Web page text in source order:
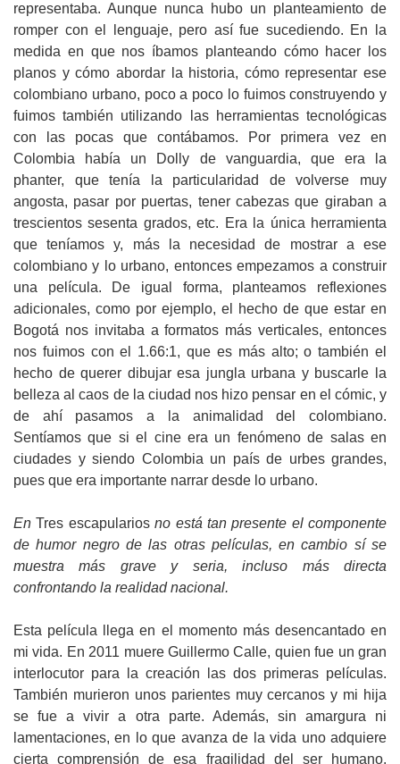
representaba. Aunque nunca hubo un planteamiento de
romper con el lenguaje, pero así fue sucediendo. En la
medida en que nos íbamos planteando cómo hacer los
planos y cómo abordar la historia, cómo representar ese
colombiano urbano, poco a poco lo fuimos construyendo y
fuimos también utilizando las herramientas tecnológicas
con las pocas que contábamos. Por primera vez en
Colombia había un Dolly de vanguardia, que era la
phanter, que tenía la particularidad de volverse muy
angosta, pasar por puertas, tener cabezas que giraban a
trescientos sesenta grados, etc. Era la única herramienta
que teníamos y, más la necesidad de mostrar a ese
colombiano y lo urbano, entonces empezamos a construir
una película. De igual forma, planteamos reflexiones
adicionales, como por ejemplo, el hecho de que estar en
Bogotá nos invitaba a formatos más verticales, entonces
nos fuimos con el 1.66:1, que es más alto; o también el
hecho de querer dibujar esa jungla urbana y buscarle la
belleza al caos de la ciudad nos hizo pensar en el cómic, y
de ahí pasamos a la animalidad del colombiano.
Sentíamos que si el cine era un fenómeno de salas en
ciudades y siendo Colombia un país de urbes grandes,
pues que era importante narrar desde lo urbano.
EnTres escapulariosno está tan presente el componente
de humor negro de las otras películas, en cambio sí se
muestra más grave y seria, incluso más directa
confrontando la realidad nacional.
Esta película llega en el momento más desencantado en
mi vida. En 2011 muere Guillermo Calle, quien fue un gran
interlocutor para la creación las dos primeras películas.
También murieron unos parientes muy cercanos y mi hija
se fue a vivir a otra parte. Además, sin amargura ni
lamentaciones, en lo que avanza de la vida uno adquiere
cierta comprensión de esa fragilidad del ser humano.